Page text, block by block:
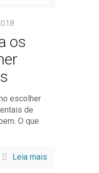
os
escolher
de
O que
Leia mais